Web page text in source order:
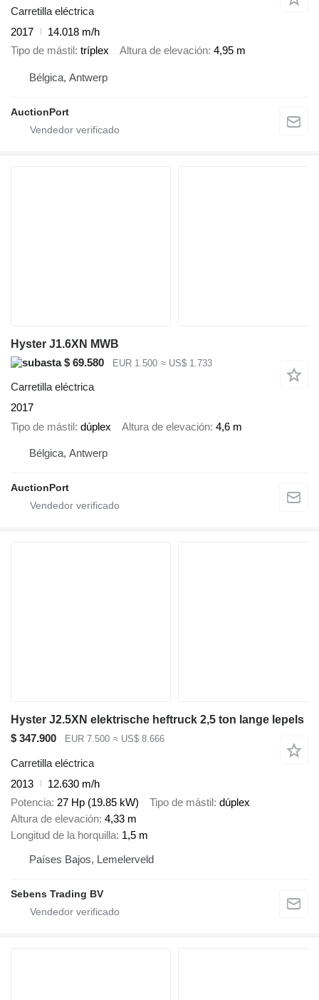
Carretilla eléctrica
2017
14.018 m/h
Tipo de mástil tríplex Altura de elevación 4,95 m
Bélgica, Antwerp
AuctionPort
Hyster J1.6XN MWB
$ 69.580
EUR 1.500 ≈ US$ 1.733
Carretilla eléctrica
2017
Tipo de mástil dúplex Altura de elevación 4,6 m
Bélgica, Antwerp
AuctionPort
Hyster J2.5XN elektrische heftruck 2,5 ton lange lepels
$ 347.900
EUR 7.500 ≈ US$ 8.666
Carretilla eléctrica
2013
12.630 m/h
Potencia 27 Hp (19.85 kW) Tipo de mástil dúplex
Altura de elevación 4,33 m
Longitud de la horquilla 1,5 m
Países Bajos, Lemelerveld
Sebens Trading BV